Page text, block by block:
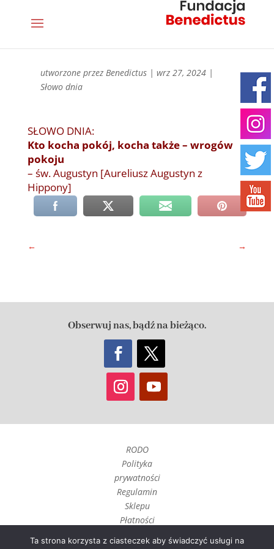
utworzone przez Benedictus| wrz 27, 2024|
Słowo dnia
SŁOWO DNIA:
Kto kocha pokój, kocha także – wrogów
pokoju
– św. Augustyn [Aureliusz Augustyn z
Hippony]
← →
Obserwuj nas, bądź na bieżąco.
RODO
Polityka
prywatności
Regulamin
Sklepu
Płatności
Ta strona korzysta z ciasteczek aby świadczyć usługi na